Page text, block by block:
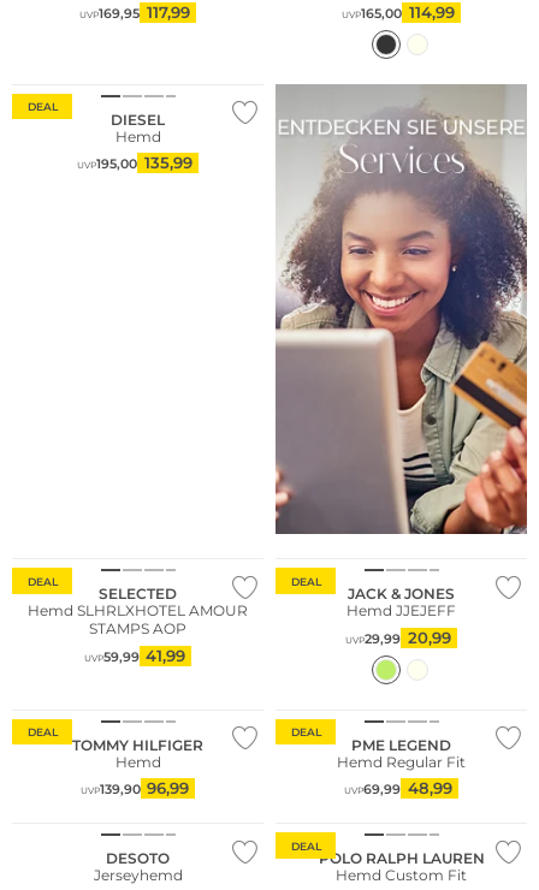
UVP169,95 117,99 UVP165,00 114,99
DEAL
DIESEL
Hemd
UVP195,00 135,99
DEAL
SELECTED
Hemd SLHRLXHOTEL AMOUR
STAMPS AOP
UVP59,99 41,99
DEAL
Nachhaltig
JACK & JONES
Hemd JJEJEFF
UVP29,99 20,99
DEAL
TOMMY HILFIGER
Hemd
UVP139,90 96,99
DEAL
PME LEGEND
Hemd Regular Fit
UVP69,99 48,99
DESOTO
Jerseyhemd
DEAL
POLO RALPH LAUREN
Hemd Custom Fit